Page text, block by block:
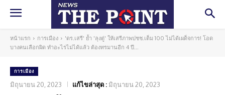
หน้าแรก การเมือง
'ดร.เสรี' ย้ำ 'ลุงตู่' ให้เสรีภาพปชช.เต็ม 100 ไม่ได้เผด็จการ! โอด
บางคนเลือกผิด ทำอะไรไม่ได้แล้ว ต้องทรมานอีก 4 ปี...
การเมือง
มิถุนายน 20, 2023 แก้ไขล่าสุด : มิถุนายน 20, 2023